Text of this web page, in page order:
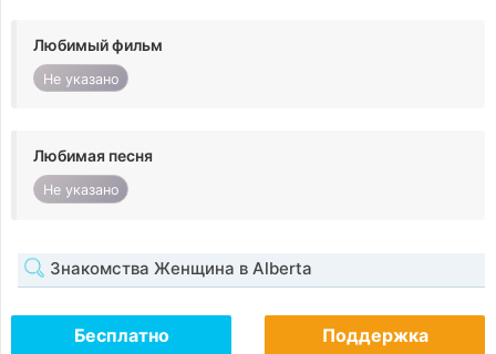
Любимый фильм
Не указано
Любимая песня
Не указано
Знакомства Женщина в Alberta
Бесплатно Поддержка